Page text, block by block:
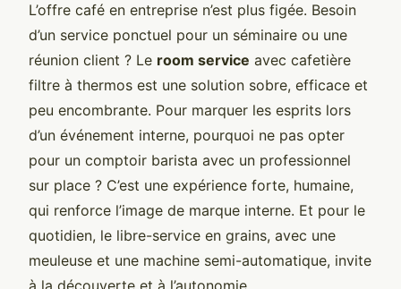
L’offre café en entreprise n’est plus figée. Besoin
d’un service ponctuel pour un séminaire ou une
réunion client ? Le room service avec cafetière
filtre à thermos est une solution sobre, efficace et
peu encombrante. Pour marquer les esprits lors
d’un événement interne, pourquoi ne pas opter
pour un comptoir barista avec un professionnel
sur place ? C’est une expérience forte, humaine,
qui renforce l’image de marque interne. Et pour le
quotidien, le libre-service en grains, avec une
meuleuse et une machine semi-automatique, invite